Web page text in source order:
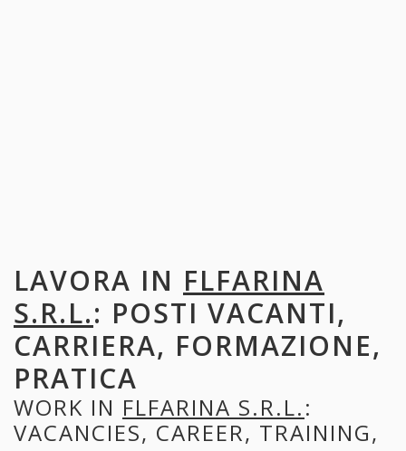
LAVORA IN FLFARINA
S.R.L.: POSTI VACANTI,
CARRIERA, FORMAZIONE,
PRATICA
WORK IN FLFARINA S.R.L.:
VACANCIES, CAREER, TRAINING,